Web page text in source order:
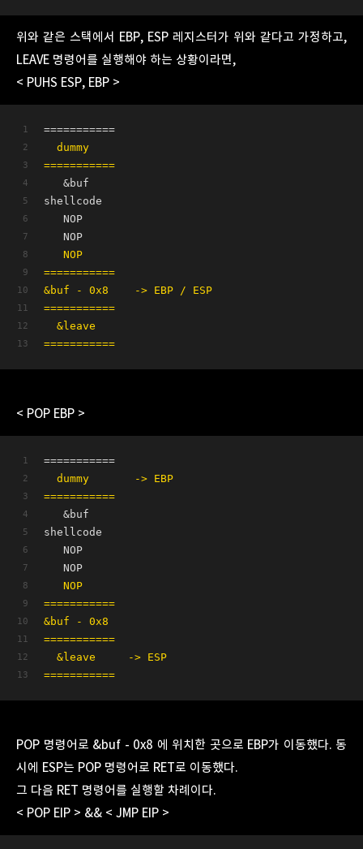
위와 같은 스택에서 EBP, ESP 레지스터가 위와 같다고 가정하고,
LEAVE 명령어를 실행해야 하는 상황이라면,
< PUHS ESP, EBP >
===========
  dummy
===========
   &buf
shellcode
   NOP
   NOP
   NOP
===========
&buf - 0x8    -> EBP / ESP
===========
  &leave
===========
< POP EBP >
===========
  dummy       -> EBP
===========
   &buf
shellcode
   NOP
   NOP
   NOP
===========
&buf - 0x8
===========
  &leave     -> ESP
===========
POP 명령어로 &buf - 0x8 에 위치한 곳으로 EBP가 이동했다. 동
시에 ESP는 POP 명령어로 RET로 이동했다.
그 다음 RET 명령어를 실행할 차례이다.
< POP EIP > && < JMP EIP >